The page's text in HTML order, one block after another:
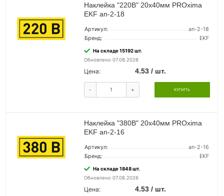
Наклейка "220В" 20х40мм PROxima
EKF an-2-18
Артикул:
an-2-18
Бренд:
EKF
На складе 15192 шт.
Обновлено 07.08.2026
Цена: 4.53 / шт.
- + КУПИТЬ
Наклейка "380В" 20х40мм PROxima
EKF an-2-16
Артикул:
an-2-16
Бренд:
EKF
На складе 1848 шт.
Обновлено 07.08.2026
Цена: 4.53 / шт.